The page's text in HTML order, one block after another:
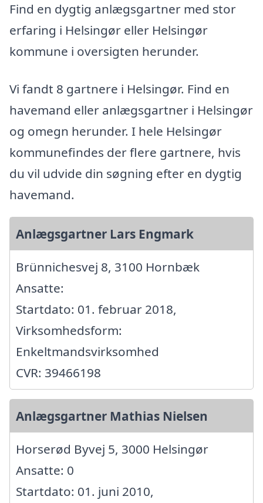
Find en dygtig anlægsgartner med stor
erfaring i Helsingør eller Helsingør
kommune i oversigten herunder.
Vi fandt 8 gartnere i Helsingør. Find en
havemand eller anlægsgartner i Helsingør
og omegn herunder. I hele Helsingør
kommunefindes der flere gartnere, hvis
du vil udvide din søgning efter en dygtig
havemand.
Anlægsgartner Lars Engmark
Brünnichesvej 8, 3100 Hornbæk
Ansatte:
Startdato: 01. februar 2018,
Virksomhedsform:
Enkeltmandsvirksomhed
CVR: 39466198
Anlægsgartner Mathias Nielsen
Horserød Byvej 5, 3000 Helsingør
Ansatte: 0
Startdato: 01. juni 2010,